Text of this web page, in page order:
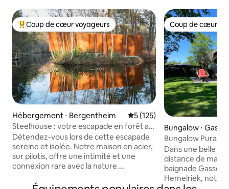
Coups de cœur voyageurs les plus appréciés
Coup de cœur voyageurs
Hébergement ⋅ Bergentheim Évaluation moyenne sur la
5 (125)
Steelhouse : votre escapade en forêt au
bord du lac
Détendez-vous lors de cette escapade
sereine et isolée. Notre maison en acier,
sur pilotis, offre une intimité et une
connexion rare avec la nature.
retraite paisible. À son point culminant
Coup de cœur
Coup de cœur
Bungalow ⋅
Bungalow Pura
une réserve
Dans une belle
distance de
baignade
Hemelriek, notre